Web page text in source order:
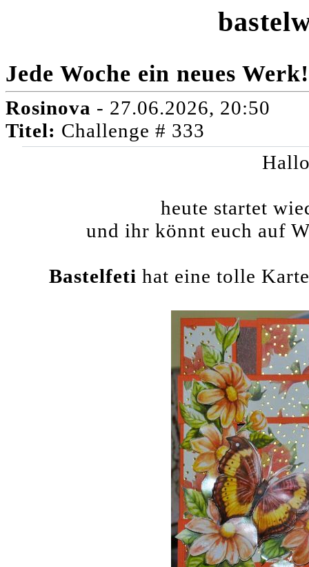
Jede Woche ein neues
Rosinova - 27.06.2026, 20:50
Titel: Challenge # 333
heute startet
und ihr könnt euch auf
Bastelfeti hat eine tolle